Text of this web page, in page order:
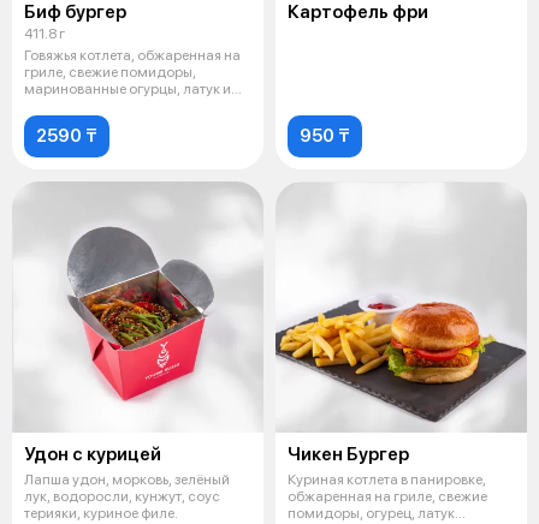
Биф бургер
411.8 г
Говяжья котлета, обжаренная на
гриле, свежие помидоры,
маринованные огурцы, латук и
2590 ₸
Картофель фри
950 ₸
Удон с курицей
Лапша удон, морковь, зелёный
лук, водоросли, кунжут, соус
терияки, куриное филе.
Чикен Бургер
Куриная котлета в панировке,
обжаренная на гриле, свежие
помидоры, огурец, латук